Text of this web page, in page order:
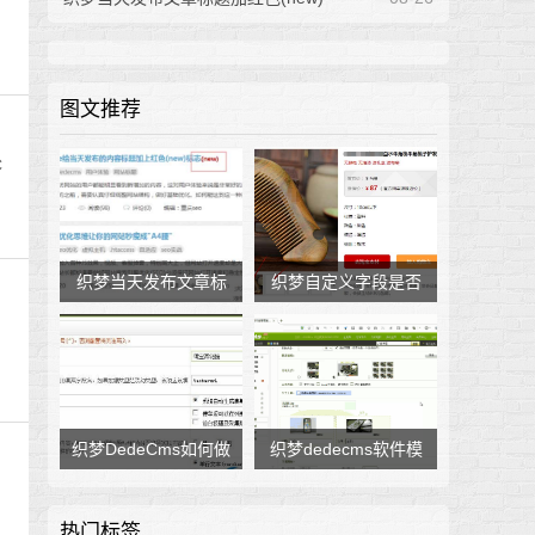
图文推荐
织梦当天发布文章标
题加红色(new)
织梦自定义字段是否
为空输出文字或图片
织梦DedeCms如何做 织梦dedecms软件模